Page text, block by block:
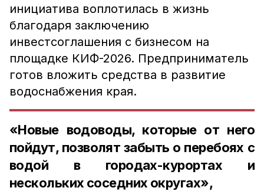
инициатива воплотилась в жизнь
благодаря заключению
инвестсоглашения с бизнесом на
площадке КИФ-2026. Предприниматель
готов вложить средства в развитие
водоснабжения края.
«Новые водоводы, которые от него
пойдут, позволят забыть о перебоях с
водой в городах-курортах и
нескольких соседних округах»,